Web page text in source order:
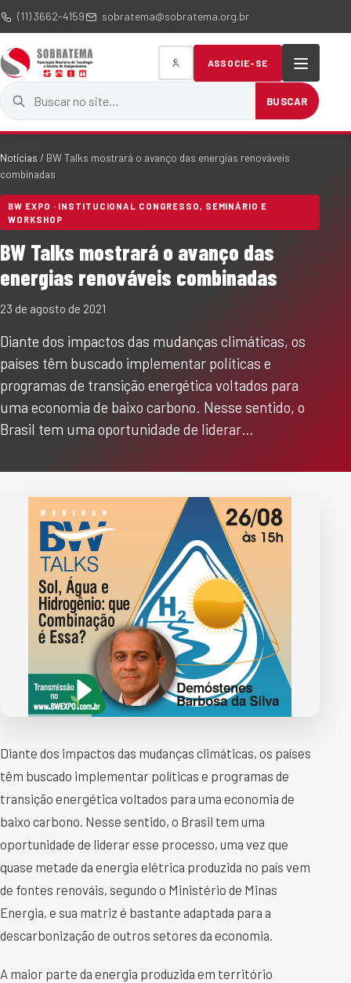
(11) 3662-4159 sobratema@sobratema.org.br
Buscar no site
BUSCAR
ASSOCIE-SE
Notícias / BW Talks mostrará o avanço das energias renováveis
combinadas
BW EXPO · INSTITUCIONAL CONGRESSO, SEMINÁRIO E
WORKSHOP
BW Talks mostrará o avanço das
energias renováveis combinadas
23 de agosto de 2021
Diante dos impactos das mudanças climáticas, os
países têm buscado implementar políticas e
programas de transição energética voltados para
uma economia de baixo carbono. Nesse sentido, o
Brasil tem uma oportunidade de liderar…
Diante dos impactos das mudanças climáticas, os países
têm buscado implementar políticas e programas de
transição energética voltados para uma economia de
baixo carbono. Nesse sentido, o Brasil tem uma
oportunidade de liderar esse processo, uma vez que
quase metade da energia elétrica produzida no país vem
de fontes renováis, segundo o Ministério de Minas
Energia, e sua matriz é bastante adaptada para a
descarbonização de outros setores da economia.
A maior parte da energia produzida em território